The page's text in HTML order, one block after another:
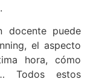
docente puede
el aspecto
hora, cómo
Todos estos